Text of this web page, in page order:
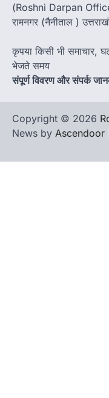
(Roshni Darpan
रामनगर (नैनीताल )
कृपया किसी भी समाचार,
भेजते समय
संपूर्ण विवरण और संपर्क
Copyright © 2026
News by Ascendoor